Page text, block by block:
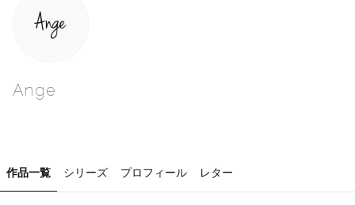
Ange
作品一覧 シリーズ プロフィール レター